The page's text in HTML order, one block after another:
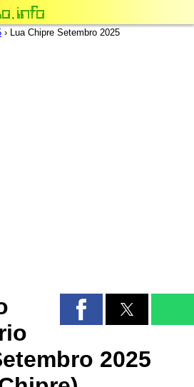
› Lua Chipre Setembro 2025
2025